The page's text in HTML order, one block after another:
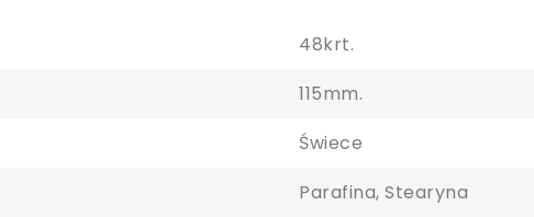
48krt.
115mm.
Świece
Parafina, Stearyna